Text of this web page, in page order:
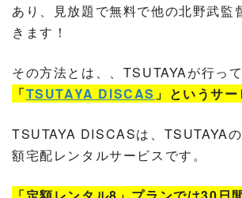
あり、見放題で無料で他の北野武監
きます！
その方法とは、、TSUTAYAが行っ
「TSUTAYA DISCAS 」というサー
TSUTAYA DISCASは、TSUTAYA
額宅配レンタルサービスです。